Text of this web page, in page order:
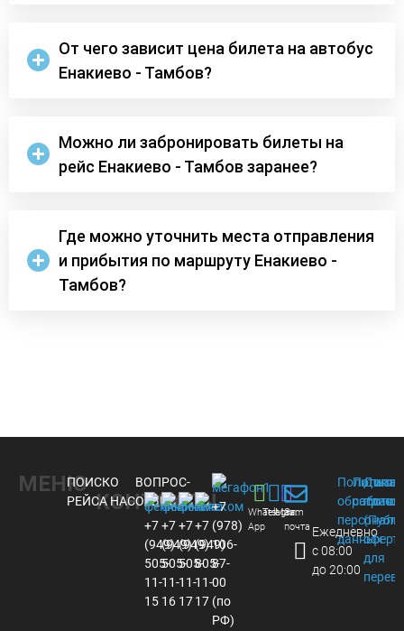
От чего зависит цена билета на автобус
Енакиево - Тамбов?
Можно ли забронировать билеты на
рейс Енакиево - Тамбов заранее?
Где можно уточнить места отправления
и прибытия по маршруту Енакиево -
Тамбов?
МЕНЮПОИСК
РЕЙСА
О
НАС
ВОПРОС-
ОТВЕТ
КОНТАКТЫ
+7
(949)
505-
11-
15
+7
(949)
505-
11-
16
+7
(949)
505-
11-
17
+7
(949)
805-
11-
17
+7
(978)
106-
87-
00
(по
РФ)
Whats
App
Telegram
Max
Эл.
почта Ежедневно
с 08:00
до 20:00
Политика
обработки
данных
для